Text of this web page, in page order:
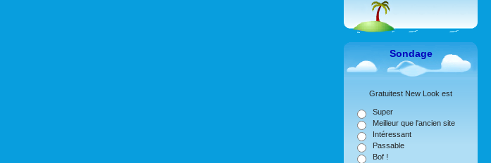
Sondage
Gratuitest New Look est
Super
Meilleur que l'ancien site
Intéressant
Passable
Bof !